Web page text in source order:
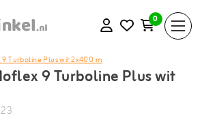
0
Turboline Plus wit 2x400 m
9 Turboline Plus wit